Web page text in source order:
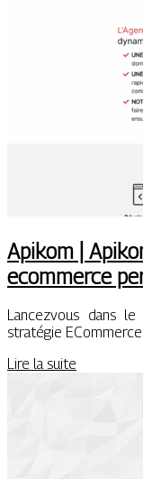
Apikom |
ecommerce
Lancezvous dans
stratégie
Lire la suite